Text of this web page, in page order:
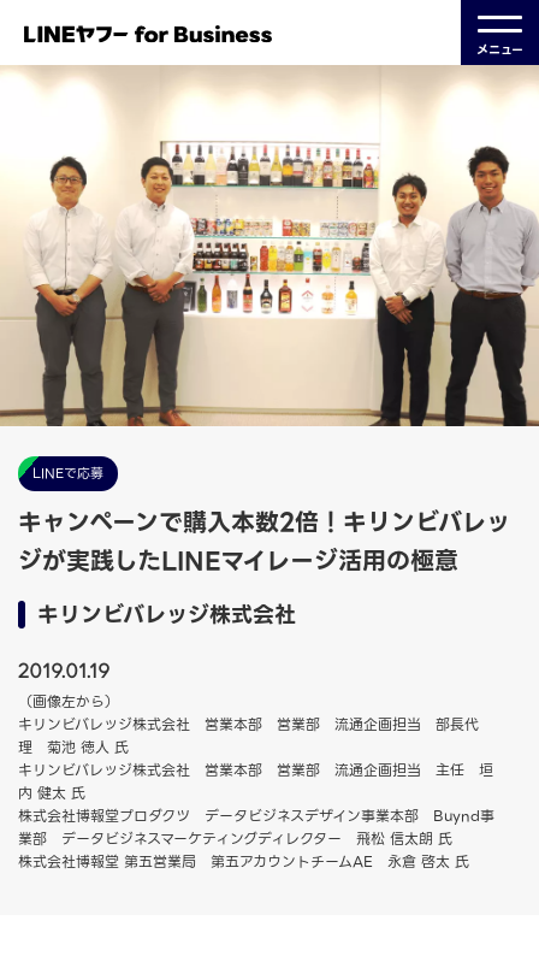
メニュー
LINEで応募
キャンペーンで購入本数2倍！キリンビバレッ
ジが実践したLINEマイレージ活用の極意
キリンビバレッジ株式会社
2019.01.19
（画像左から）
キリンビバレッジ株式会社 営業本部 営業部 流通企画担当 部長代
理 菊池 徳人 氏
キリンビバレッジ株式会社 営業本部 営業部 流通企画担当 主任 垣
内 健太 氏
株式会社博報堂プロダクツ データビジネスデザイン事業本部 Buynd事
業部 データビジネスマーケティングディレクター 飛松 信太朗 氏
株式会社博報堂 第五営業局 第五アカウントチームAE 永倉 啓太 氏